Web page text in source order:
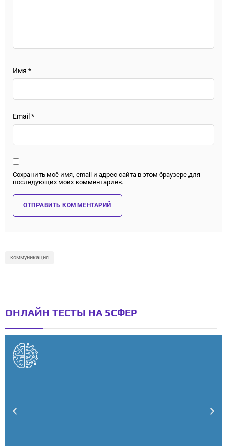
Имя *
Email*
Сохранить моё имя, email и адрес сайта в этом браузере для
последующих моих комментариев.
коммуникация
ОНЛАЙН ТЕСТЫ НА 5СФЕР